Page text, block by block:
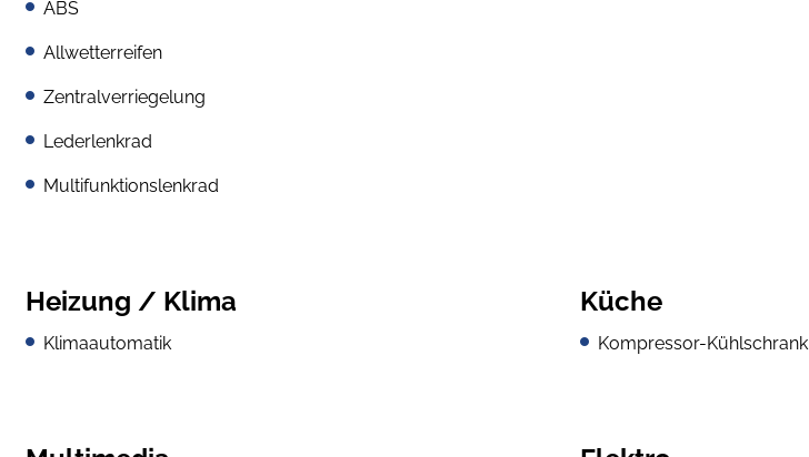
ABS
Allwetterreifen
Zentralverriegelung
Lederlenkrad
Multifunktionslenkrad
Heizung / Klima
Klimaautomatik
Küche
Kompressor-Kühlschrank